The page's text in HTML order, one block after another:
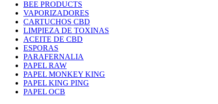
BEE PRODUCTS
VAPORIZADORES
CARTUCHOS CBD
LIMPIEZA DE TOXINAS
ACEITE DE CBD
ESPORAS
PARAFERNALIA
PAPEL RAW
PAPEL MONKEY KING
PAPEL KING PING
PAPEL OCB